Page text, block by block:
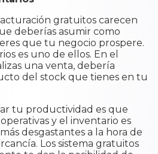
gratuitos carecen
deberías asumir como
que tu negocio prospere.
es uno de ellos. En el
una venta, debería
del stock que tienes en tu
tu productividad es que
y el inventario es
desgastantes a la hora de
Los sistema gratuitos